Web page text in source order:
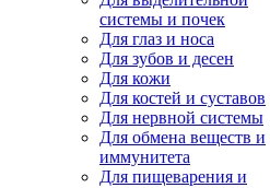
системы и почек
Для глаз и носа
Для зубов и десен
Для кожи
Для костей и суставов
Для нервной системы
Для обмена веществ и
иммунитета
Для пищеварения и